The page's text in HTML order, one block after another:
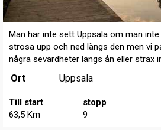
Man har inte sett Uppsala om man
strosa upp och ned längs den men vi
några sevärdheter längs ån eller strax
Ort Uppsala
Till start
63,5 Km
stopp
9